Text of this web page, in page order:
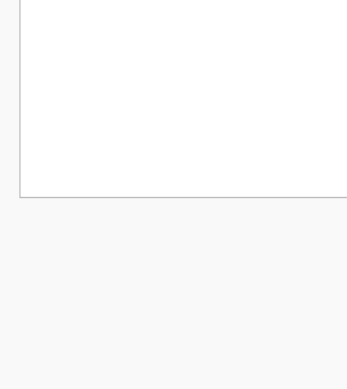
Görüş ve önerileriniz için teşekkür ederiz.